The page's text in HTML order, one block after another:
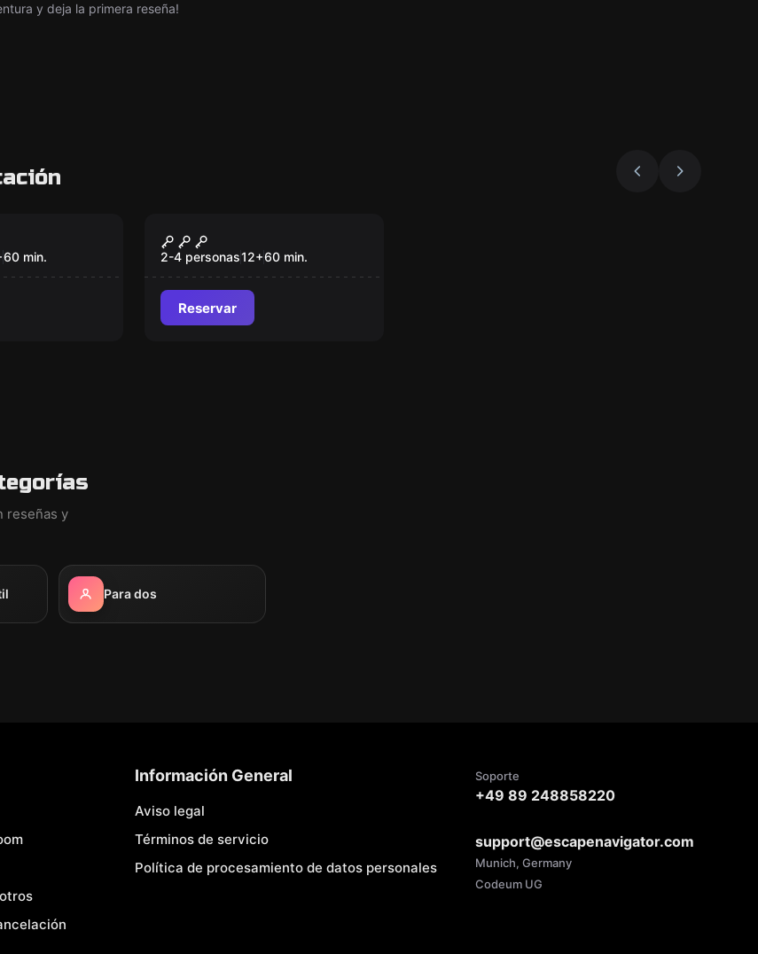
y deja la primera reseña!
vs
60 min.
Ulysses
2-4 personas12+60 min.
Reservar
reseñas y
Para dos
Información General
Aviso legal
Términos de servicio
Política de procesamiento de datos personales
Soporte
+49 89 248858220
support@escapenavigator.com
Munich, Germany
Codeum UG